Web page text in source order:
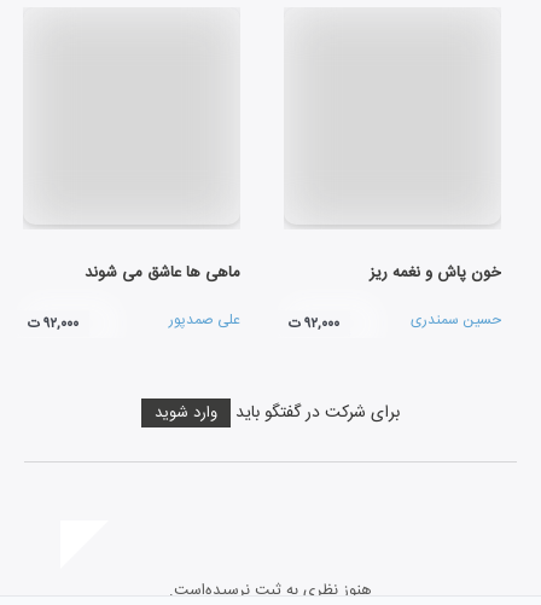
خون پاش و نغمه ریز
حسین سمندری ۹۲,۰۰۰ ت
ماهی ها عاشق می شوند
علی صمدپور ۹۲,۰۰۰ ت
برای شرکت در گفتگو باید وارد شوید
هنوز نظری به ثبت نرسیده‌است.